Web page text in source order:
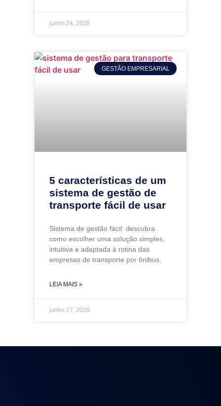
junho 24, 2026
GESTÃO EMPRESARIAL
5 características de um
sistema de gestão de
transporte fácil de usar
Sistema de gestão fácil: descubra
como escolher uma solução simples,
intuitiva e adaptada à rotina das
empresas de transporte por ônibus.
LEIA MAIS »
junho 17, 2026